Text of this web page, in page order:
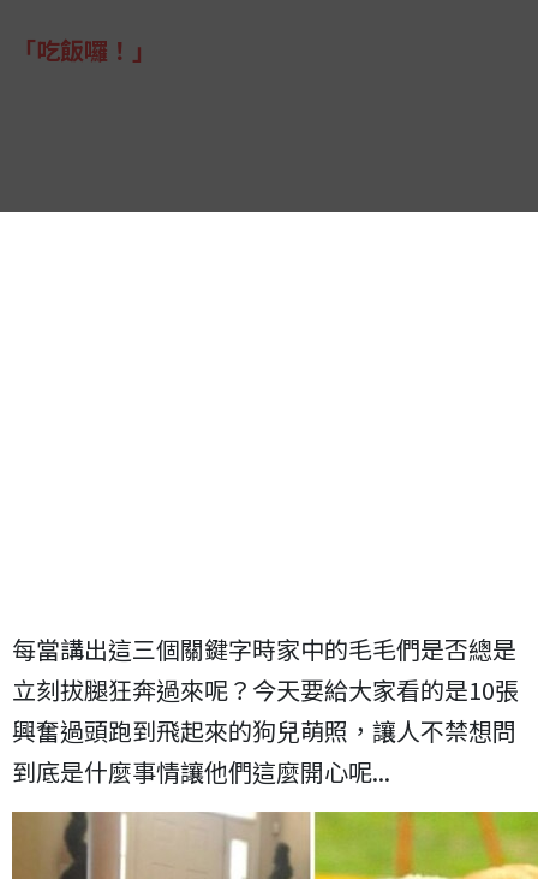
「吃飯囉！」
每當講出這三個關鍵字時家中的毛毛們是否總是
立刻拔腿狂奔過來呢？今天要給大家看的是10張
興奮過頭跑到飛起來的狗兒萌照，讓人不禁想問
到底是什麼事情讓他們這麼開心呢...